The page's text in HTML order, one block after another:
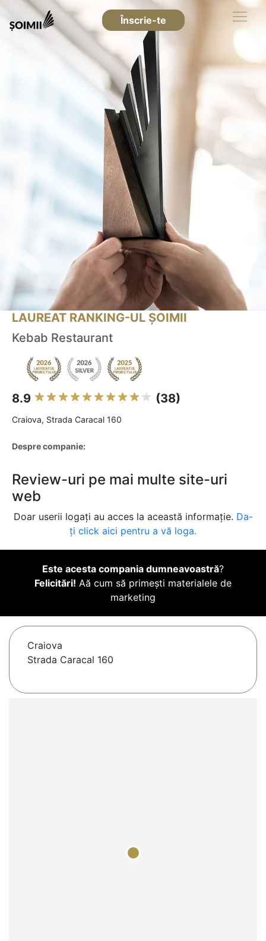
Înscrie-te
LAUREAT RANKING-UL ȘOIMII
Kebab Restaurant
8.9 (38)
Craiova, Strada Caracal 160
Despre companie:
Review-uri pe mai multe site-uri
web
Doar userii logați au acces la această informație. Da-
ți click aici pentru a vă loga.
Este acesta compania dumneavoastră?
Felicitări! Aă cum să primești materialele de
marketing
Craiova
Strada Caracal 160